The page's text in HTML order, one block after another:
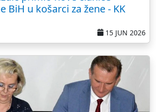
BiH u košarci za žene - KK
15 JUN 2026